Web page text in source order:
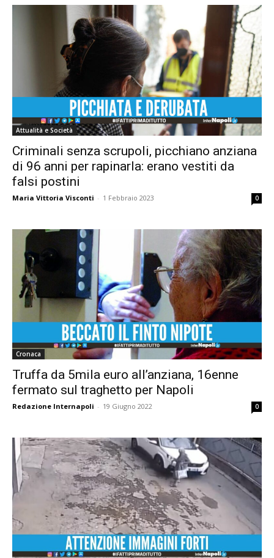
Attualità e Società
Criminali senza scrupoli, picchiano anziana
di 96 anni per rapinarla: erano vestiti da
falsi postini
Maria Vittoria Visconti - 1 Febbraio 2023 0
Cronaca
Truffa da 5mila euro all’anziana, 16enne
fermato sul traghetto per Napoli
Redazione Internapoli - 19 Giugno 2022 0